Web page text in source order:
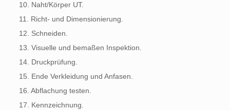
10. Naht/Körper UT.
11. Richt- und Dimensionierung.
12. Schneiden.
13. Visuelle und bemaßen Inspektion.
14. Druckprüfung.
15. Ende Verkleidung und Anfasen.
16. Abflachung testen.
17. Kennzeichnung.